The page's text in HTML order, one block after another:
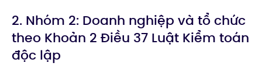
2. Nhóm 2: Doanh nghiệp và tổ chức
theo Khoản 2 Điều 37 Luật Kiểm toán
độc lập